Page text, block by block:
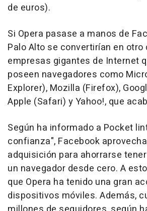
de euros).
Si Opera pasase a manos de
Palo Alto se convertirían en
empresas gigantes de Internet
poseen navegadores como
Explorer), Mozilla (Firefox),
Apple (Safari) y Yahoo!, que
Según ha informado a Pocket
confianza", Facebook
adquisición para ahorrarse
un navegador desde cero. A
que Opera ha tenido una gran
dispositivos móviles. Además,